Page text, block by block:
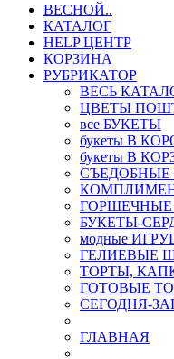
ВЕСНОЙ..
КАТАЛОГ
HELP ЦЕНТР
КОРЗИНА
РУБРИКАТОР
ВЕСЬ
ЦВЕТЫ
все БУКЕТЫ
букеты В
букеты В
СЪЕДОБНЫЕ
ГОРШЕЧНЫЕ
БУКЕТЫ-
модные
ГЕЛИЕВЫЕ
ТОРТЫ,
ГОТОВЫЕ
СЕГОДНЯ-
ГЛАВНАЯ